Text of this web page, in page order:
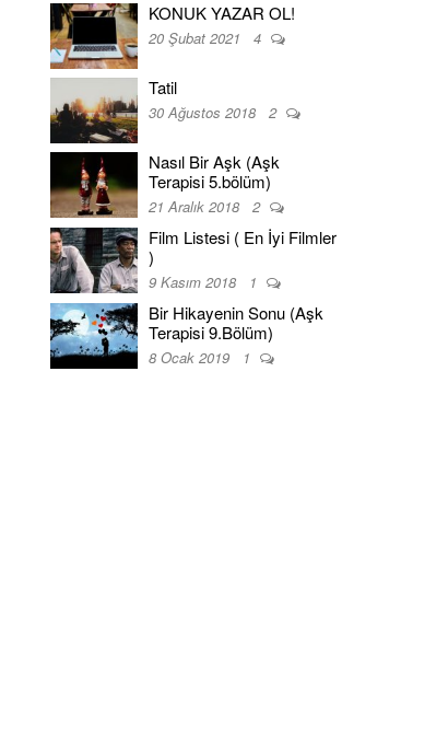
KONUK YAZAR OL!
20 Şubat 2021 4
Tatil
30 Ağustos 2018 2
Nasıl Bir Aşk (Aşk
Terapisi 5.bölüm)
21 Aralık 2018 2
Film Listesi ( En İyi Filmler
)
9 Kasım 2018 1
Bir Hikayenin Sonu (Aşk
Terapisi 9.Bölüm)
8 Ocak 2019 1